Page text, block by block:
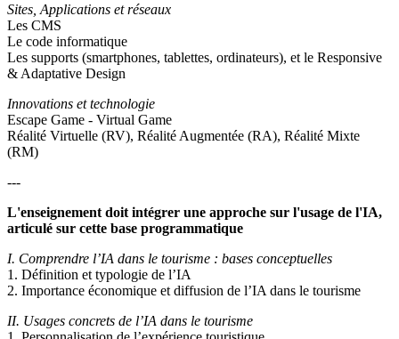
Sites, Applications et réseaux
Les CMS
Le code informatique
Les supports (smartphones, tablettes, ordinateurs), et le Responsive
& Adaptative Design
Innovations et technologie
Escape Game - Virtual Game
Réalité Virtuelle (RV), Réalité Augmentée (RA), Réalité Mixte
(RM)
---
L'enseignement doit intégrer une approche sur l'usage de l'IA,
articulé sur cette base programmatique
I. Comprendre l’IA dans le tourisme : bases conceptuelles
1. Définition et typologie de l’IA
2. Importance économique et diffusion de l’IA dans le tourisme
II. Usages concrets de l’IA dans le tourisme